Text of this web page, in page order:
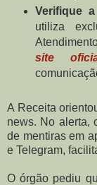
Verifique
utiliza
site
A Receita
news. No alerta,
de mentiras em
e Telegram,
O órgão pediu